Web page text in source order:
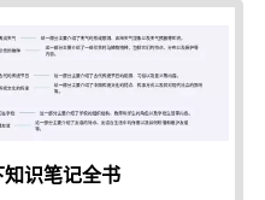
识笔记全书